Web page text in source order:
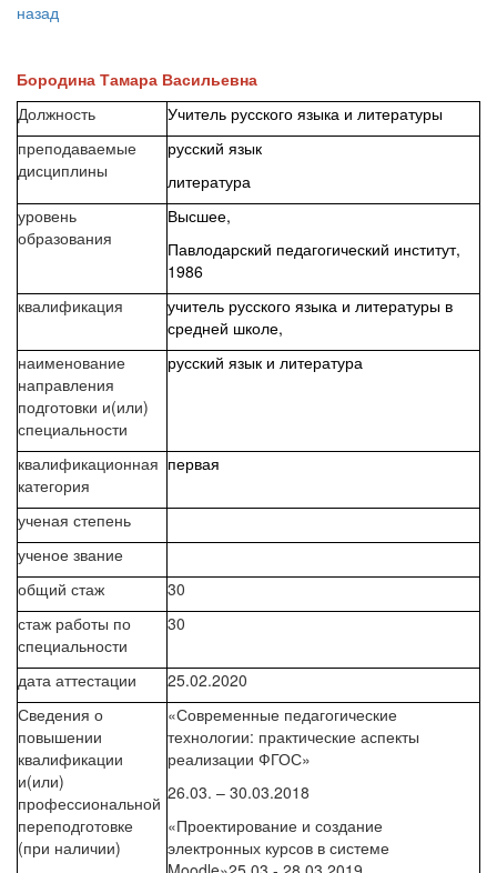
назад
Бородина Тамара Васильевна
Должность
Учитель русского языка и литературы
преподаваемые
дисциплины
русский язык
литература
уровень
образования
Высшее,
Павлодарский педагогический институт,
1986
квалификация
учитель русского языка и литературы в
средней школе,
наименование
направления
подготовки и(или)
специальности
русский язык и литература
квалификационная
категория
первая
ученая степень
ученое звание
общий стаж
30
стаж работы по
специальности
30
дата аттестации
25.02.2020
Сведения о
повышении
квалификации
и(или)
профессиональной
переподготовке
(при наличии)
«Современные педагогические
технологии: практические аспекты
реализации ФГОС»
26.03. – 30.03.2018
«Проектирование и создание
электронных курсов в системе